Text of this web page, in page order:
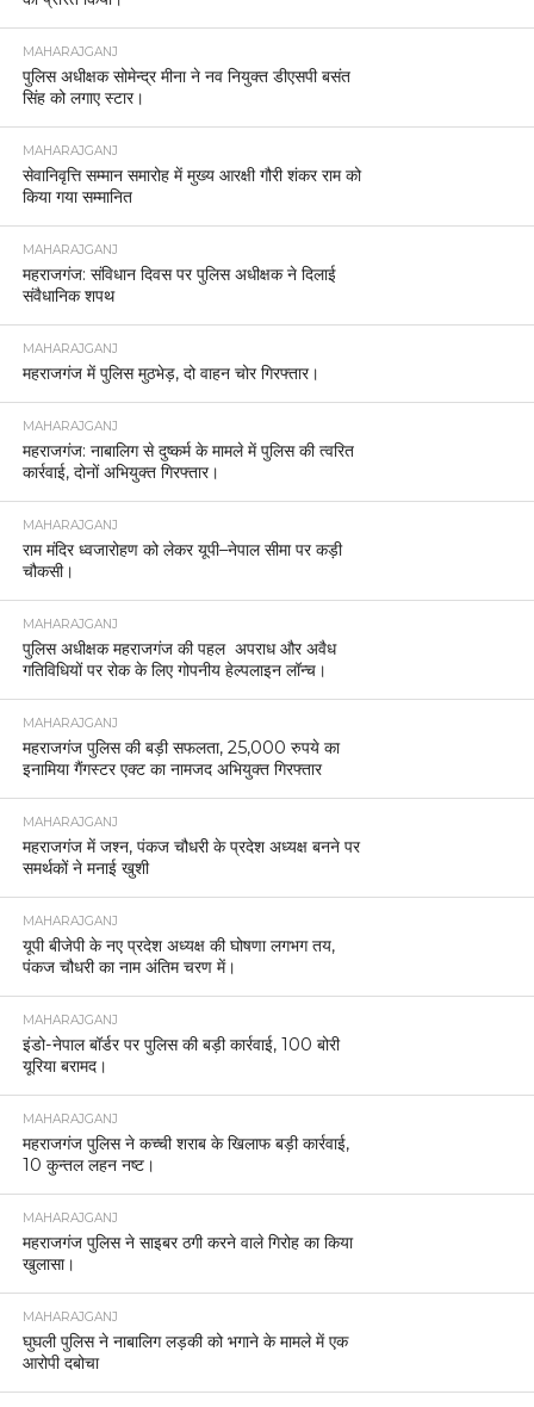
MAHARAJGANJ
पुलिस अधीक्षक सोमेन्द्र मीना ने नव नियुक्त डीएसपी बसंत
सिंह को लगाए स्टार।
MAHARAJGANJ
सेवानिवृत्ति सम्मान समारोह में मुख्य आरक्षी गौरी शंकर राम को
किया गया सम्मानित
MAHARAJGANJ
महराजगंज: संविधान दिवस पर पुलिस अधीक्षक ने दिलाई
संवैधानिक शपथ
MAHARAJGANJ
महराजगंज में पुलिस मुठभेड़, दो वाहन चोर गिरफ्तार।
MAHARAJGANJ
महराजगंज: नाबालिग से दुष्कर्म के मामले में पुलिस की त्वरित
कार्रवाई, दोनों अभियुक्त गिरफ्तार।
MAHARAJGANJ
राम मंदिर ध्वजारोहण को लेकर यूपी–नेपाल सीमा पर कड़ी
चौकसी।
MAHARAJGANJ
पुलिस अधीक्षक महराजगंज की पहल अपराध और अवैध
गतिविधियों पर रोक के लिए गोपनीय हेल्पलाइन लॉन्च।
MAHARAJGANJ
महराजगंज पुलिस की बड़ी सफलता, 25,000 रुपये का
इनामिया गैंगस्टर एक्ट का नामजद अभियुक्त गिरफ्तार
MAHARAJGANJ
महराजगंज में जश्न, पंकज चौधरी के प्रदेश अध्यक्ष बनने पर
समर्थकों ने मनाई खुशी
MAHARAJGANJ
यूपी बीजेपी के नए प्रदेश अध्यक्ष की घोषणा लगभग तय,
पंकज चौधरी का नाम अंतिम चरण में।
MAHARAJGANJ
इंडो-नेपाल बॉर्डर पर पुलिस की बड़ी कार्रवाई, 100 बोरी
यूरिया बरामद।
MAHARAJGANJ
महराजगंज पुलिस ने कच्ची शराब के खिलाफ बड़ी कार्रवाई,
10 कुन्तल लहन नष्ट।
MAHARAJGANJ
महराजगंज पुलिस ने साइबर ठगी करने वाले गिरोह का किया
खुलासा।
MAHARAJGANJ
घुघली पुलिस ने नाबालिग लड़की को भगाने के मामले में एक
आरोपी दबोचा